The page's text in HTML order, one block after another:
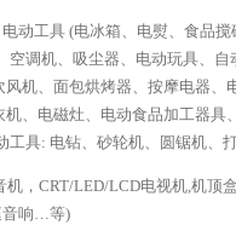
工具 (电冰箱、电熨、食品搅
空调机、吸尘器、电动玩具、自
机、面包烘烤器、按摩电器、
机、电磁灶、电动食品加工器具
工具: 电钻、砂轮机、圆锯机、
，CRT/LED/LCD电视机,机顶
音响…等)